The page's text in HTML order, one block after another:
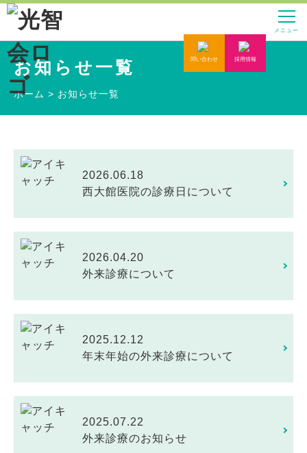
問い合わせ 採用情報
メニュー
お知らせ一覧
ホーム > お知らせ一覧
2026.06.18
西大館医院の診療日について
2026.04.20
外来診療について
2025.12.12
年末年始の外来診療について
2025.07.22
外来診療のお知らせ